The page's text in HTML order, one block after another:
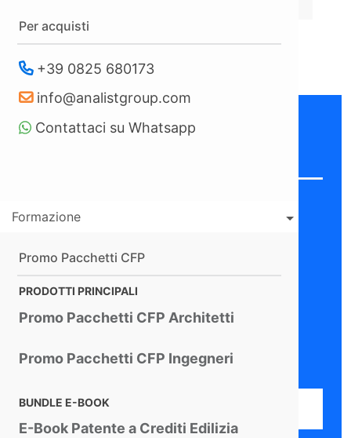
Per acquisti
+39 0825 680173
info@analistgroup.com
Contattaci su Whatsapp
Formazione
Promo Pacchetti CFP
PRODOTTI PRINCIPALI
Promo Pacchetti CFP Architetti
Promo Pacchetti CFP Ingegneri
BUNDLE E-BOOK
E-Book Patente a Crediti Edilizia
Cosa include?
Sempre
Consulenza inclusi
anno
Prezzo Pacchetto
Facoltativo
Assistenza + Aggiornamenti
al primo
Hai bisogno di informazioni?
Contattaci